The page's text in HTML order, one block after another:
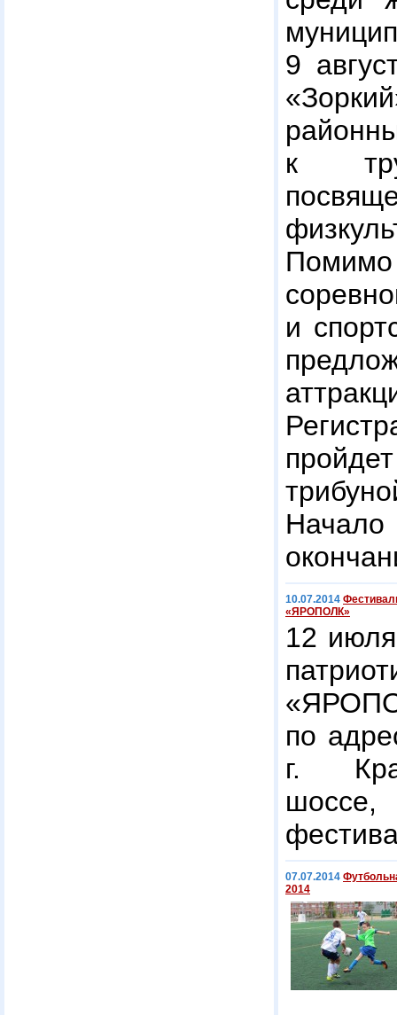
9
к
и
10.07.2014
«ЯРОПОЛК»
12
по
г.
07.07.2014
2014